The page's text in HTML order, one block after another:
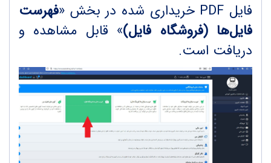
فایل PDF خریداری شده در بخش «
فهرست
فایل‌ها (فروشگاه فایل)» قابل مشاهده و
دریافت است.